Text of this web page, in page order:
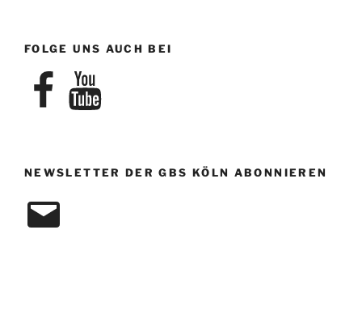
FOLGE UNS AUCH BEI
FacebookYouTube
NEWSLETTER DER GBS KÖLN ABONNIEREN
E-
Mail